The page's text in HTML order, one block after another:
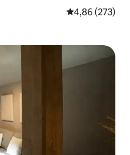
Calificación
4,86 (273)